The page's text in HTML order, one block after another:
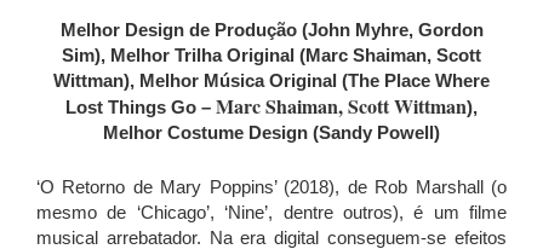
Melhor Design de Produção (John Myhre, Gordon
Sim), Melhor Trilha Original (Marc Shaiman, Scott
Wittman), Melhor Música Original (The Place Where
Lost Things Go – Marc Shaiman, Scott Wittman),
Melhor Costume Design (Sandy Powell)
‘O Retorno de Mary Poppins’ (2018), de Rob Marshall (o
mesmo de ‘Chicago’, ‘Nine’, dentre outros), é um filme
musical arrebatador. Na era digital conseguem-se efeitos